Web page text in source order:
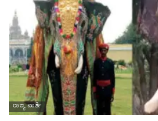
ರಾಜ್ಯ ವಾರ್ತೆ